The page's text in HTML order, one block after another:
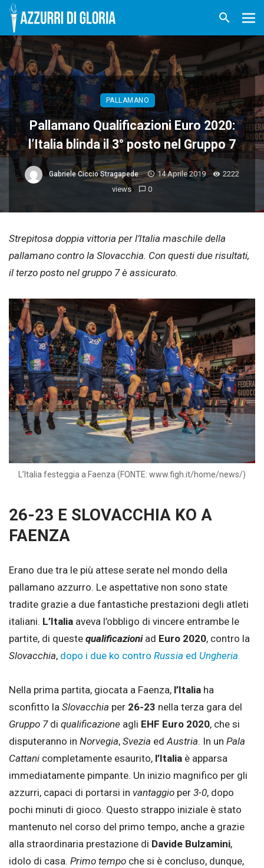
PALLAMANO
Pallamano Qualificazioni Euro 2020:
l’Italia blinda il 3° posto nel Gruppo 7
Gabriele Ciccio Stragapede 14 Aprile 2019
2222
views
0
Strepitosa doppia vittoria per l’Italia maschile della
pallamano contro la Slovacchia. Con questi due risultati,
il terzo posto nel gruppo 7 è assicurato.
L’Italia festeggia a Faenza (FONTE: www.figh.it/home/news/)
26-23 E SLOVACCHIA KO A
FAENZA
Erano due tra le più attese serate nel mondo della
pallamano azzurro. Le aspettative non sono state
tradite grazie a due fantastiche prestazioni degli atleti
italiani. L’Italia aveva l’obbligo di vincere entrambe le
partite, di queste qualificazioni ad Euro 2020, contro la
Slovacchia, dopo i due ko contro Russia ed Ungheria.
Nella prima partita, giocata a Faenza, l’Italia ha
sconfitto la Slovacchia per 26-23 nella terza gara del
Gruppo 7di qualificazione agli EHF Euro 2020, che si
disputeranno in Norvegia, Svezia edAustria. In un Pala
Cattani completamente esaurito, l’Italia è apparsa
immediatamente pimpante. Un inizio magnifico per gli
azzurri, capaci di portarsi in vantaggio per 3-0, dopo
pochi minuti di gioco. Questo strappo iniziale è stato
mantenuto nel corso del primo tempo, anche a grazie
alla straordinaria prestazione di Davide Bulzamini,
idolo di casa. Primo tempo che si è concluso, dunque,